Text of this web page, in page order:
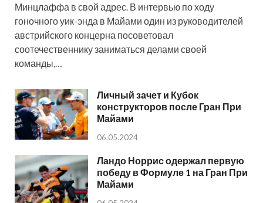
Минцлаффа в свой адрес. В интервью по ходу
гоночного уик-энда в Майами один из руководителей
австрийского концерна посоветовал
соотечественнику заниматься делами своей
команды,…
Личный зачет и Кубок
конструкторов после Гран При
Майами
06.05.2024
Ландо Норрис одержал первую
победу в Формуле 1 на Гран При
Майами